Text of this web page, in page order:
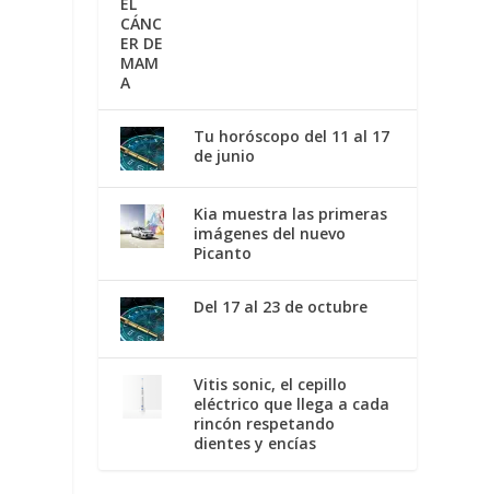
Tu horóscopo del 11 al 17
de junio
Kia muestra las primeras
imágenes del nuevo
Picanto
Del 17 al 23 de octubre
Vitis sonic, el cepillo
eléctrico que llega a cada
rincón respetando
dientes y encías